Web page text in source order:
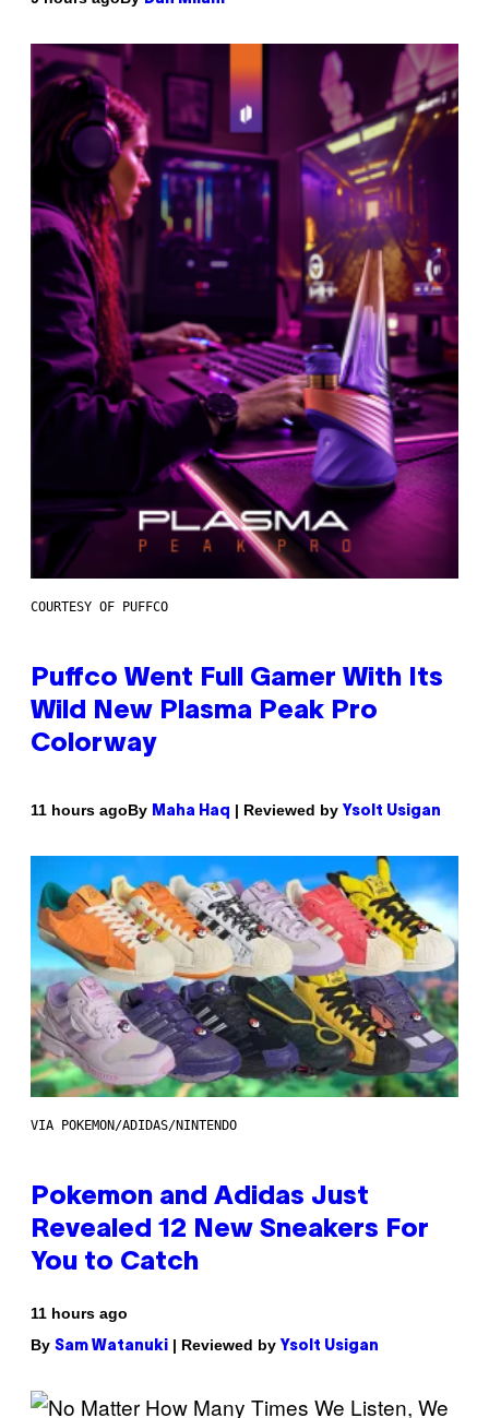
COURTESY OF PUFFCO
Puffco Went Full Gamer With Its
Wild New Plasma Peak Pro
Colorway
11 hours agoBy Maha Haq | Reviewed by Ysolt Usigan
VIA POKEMON/ADIDAS/NINTENDO
Pokemon and Adidas Just
Revealed 12 New Sneakers For
You to Catch
11 hours ago
By Sam Watanuki | Reviewed by Ysolt Usigan